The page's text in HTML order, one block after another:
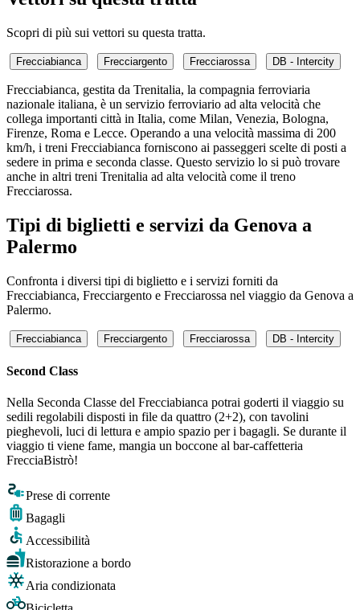
Scopri di più sui vettori su questa tratta.
Frecciabianca Frecciargento Frecciarossa DB - Intercity
Frecciabianca, gestita da Trenitalia, la compagnia ferroviaria
nazionale italiana, è un servizio ferroviario ad alta velocità che
collega importanti città in Italia, come Milan, Venezia, Bologna,
Firenze, Roma e Lecce. Operando a una velocità massima di 200
km/h, i treni Frecciabianca forniscono ai passeggeri scelte di posti a
sedere in prima e seconda classe. Questo servizio lo si può trovare
anche in altri treni Trenitalia ad alta velocità come il treno
Frecciarossa.
Tipi di biglietti e servizi da Genova a
Palermo
Confronta i diversi tipi di biglietto e i servizi forniti da
Frecciabianca, Frecciargento e Frecciarossa nel viaggio da Genova a
Palermo.
Frecciabianca Frecciargento Frecciarossa DB - Intercity
Second Class
Nella Seconda Classe del Frecciabianca potrai goderti il viaggio su
sedili regolabili disposti in file da quattro (2+2), con tavolini
pieghevoli, luci di lettura e ampio spazio per i bagagli. Se durante il
viaggio ti viene fame, mangia un boccone al bar-caffetteria
FrecciaBistrò!
Prese di corrente
Bagagli
Accessibilità
Ristorazione a bordo
Aria condizionata